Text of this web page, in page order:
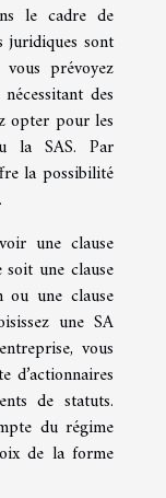
le cadre de
juridiques sont
prévoyez
des
opter pour les
la SAS. Par
la possibilité
une clause
soit une clause
ou une clause
une SA
vous
d’actionnaires
de statuts.
du régime
de la forme